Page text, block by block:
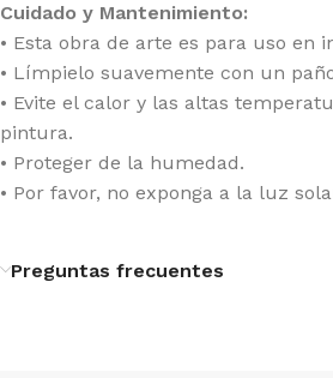
Cuidado y Mantenimiento:
• Esta obra de arte es para uso en
• Límpielo suavemente con un
• Evite el calor y las altas
pintura.
• Proteger de la humedad.
• Por favor, no exponga a la luz
Preguntas frecuentes